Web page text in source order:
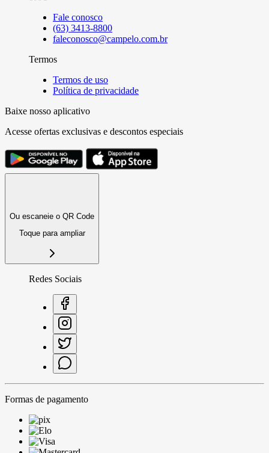
Fale conosco
(63) 3413-8800
faleconosco@campelo.com.br
Termos
Termos de uso
Política de privacidade
Baixe nosso aplicativo
Acesse ofertas exclusivas e descontos especiais
Ou escaneie o QR Code
Toque para ampliar
Redes Sociais
Formas de pagamento